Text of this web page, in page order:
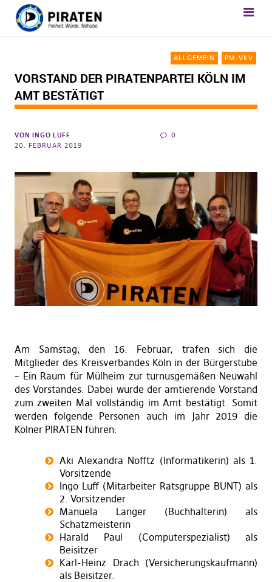
ALLGEMEIN PM-VKV
VORSTAND DER PIRATENPARTEI KÖLN IM
AMT BESTÄTIGT
VON INGO LUFF
20. FEBRUAR 2019
0
Am Samstag, den 16. Februar, trafen sich die
Mitglieder des Kreisverbandes Köln in der Bürgerstube
– Ein Raum für Mülheim zur turnusgemäßen Neuwahl
des Vorstandes. Dabei wurde der amtierende Vorstand
zum zweiten Mal vollständig im Amt bestätigt. Somit
werden folgende Personen auch im Jahr 2019 die
Kölner PIRATEN führen:
Aki Alexandra Nofftz (Informatikerin) als 1.
Vorsitzende
Ingo Luff (Mitarbeiter Ratsgruppe BUNT) als
2. Vorsitzender
Manuela Langer (Buchhalterin) als
Schatzmeisterin
Harald Paul (Computerspezialist) als
Beisitzer
Karl-Heinz Drach (Versicherungskaufmann)
als Beisitzer.